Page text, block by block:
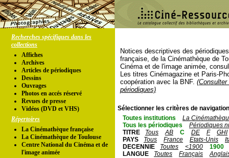
Recherches spécifiques dans les
collections
Affiches
Archives
Articles de périodiques
Dessins
Ouvrages
Photos en accés réservé
Revues de presse
Vidéos (DVD et VHS)
Répertoires
La Cinémathèque française
La Cinémathèque de Toulouse
Centre National du Cinéma et de
l'image animée
Notices descriptives des
française, de la Cinémathèque de
Cinéma et de l'image animée,
Les titres Cinémagazine et Paris-
coopération avec la BNF.
périodiques)
Sélectionner les critères de
Toutes institutions
La
Tous les périodiques
Périodiques
TITRE
Tous AB C DE F
GHI
PAYS
Tous France Etats-Unis
DECENNIE
Toutes <1900
1900
LANGUE
Toutes Français